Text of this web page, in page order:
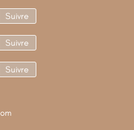
Suivre
Suivre
Suivre